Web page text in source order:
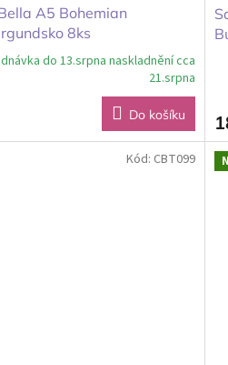
A5 Bohemian
8ks
do 13.srpna naskladnění cca
21.srpna
Do košíku
Kód: CBT099